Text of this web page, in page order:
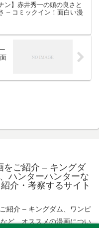
ン】赤井秀一の頭の良さと
– コミックイン！面白い漫
をご紹介 – キングダ
ハンターハンターな
介・考察するサイト
紹介 – キングダム、ワンピ
ど、オススメの漫画につい